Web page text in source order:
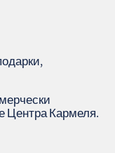
Центра Кармеля.